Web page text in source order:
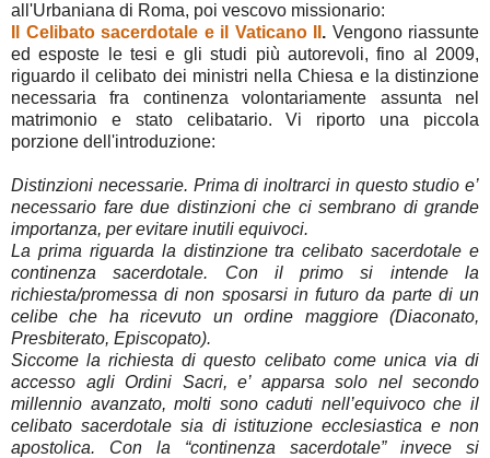
all'Urbaniana di Roma, poi vescovo missionario:
Il Celibato sacerdotale e il Vaticano II . Vengono riassunte
ed esposte le tesi e gli studi più autorevoli, fino al 2009,
riguardo il celibato dei ministri nella Chiesa e la distinzione
necessaria fra continenza volontariamente assunta nel
matrimonio e stato celibatario. Vi riporto una piccola
porzione dell'introduzione:
Distinzioni necessarie. Prima di inoltrarci in questo studio e’
necessario fare due distinzioni che ci sembrano di grande
importanza, per evitare inutili equivoci.
La prima riguarda la distinzione tra celibato sacerdotale e
continenza sacerdotale. Con il primo si intende la
richiesta/promessa di non sposarsi in futuro da parte di un
celibe che ha ricevuto un ordine maggiore (Diaconato,
Presbiterato, Episcopato).
Siccome la richiesta di questo celibato come unica via di
accesso agli Ordini Sacri, e’ apparsa solo nel secondo
millennio avanzato, molti sono caduti nell’equivoco che il
celibato sacerdotale sia di istituzione ecclesiastica e non
apostolica. Con la “continenza sacerdotale” invece si